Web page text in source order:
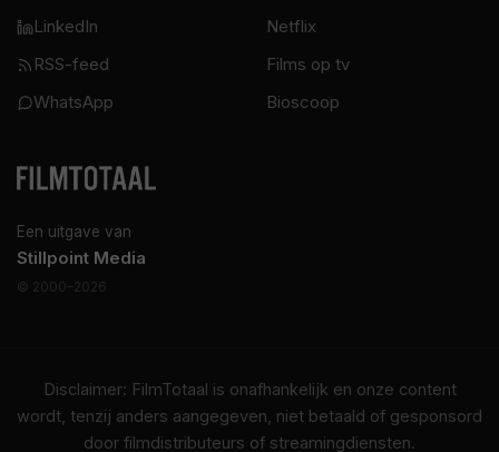
Een uitgave van
Stillpoint Media
© 2000–2026
LinkedIn
RSS-feed
WhatsApp
Netflix
Films op tv
Bioscoop
Disclaimer: FilmTotaal is onafhankelijk en onze content
wordt, tenzij anders aangegeven, niet betaald of gesponsord
door filmdistributeurs of streamingdiensten.